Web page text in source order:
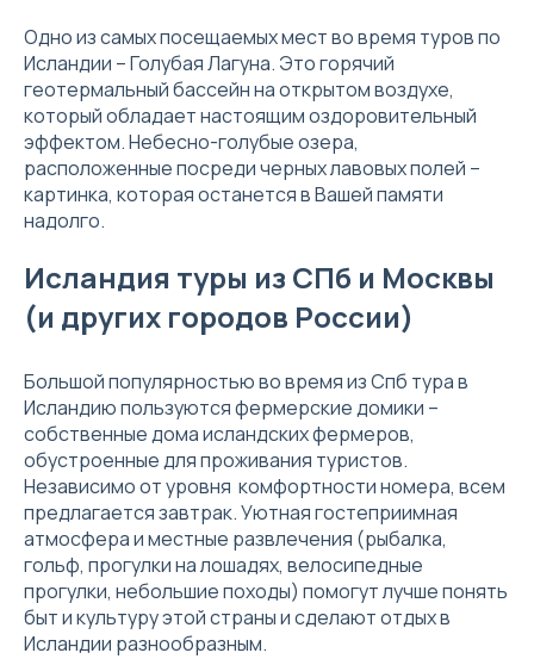
Одно из самых посещаемых мест во время туров по
Исландии – Голубая Лагуна. Это горячий
геотермальный бассейн на открытом воздухе,
который обладает настоящим оздоровительный
эффектом. Небесно-голубые озера,
расположенные посреди черных лавовых полей –
картинка, которая останется в Вашей памяти
надолго.
Исландия туры из СПб и Москвы
(и других городов России)
Большой популярностью во время из Спб тура в
Исландию пользуются фермерские домики –
собственные дома исландских фермеров,
обустроенные для проживания туристов.
Независимо от уровня комфортности номера, всем
предлагается завтрак. Уютная гостеприимная
атмосфера и местные развлечения (рыбалка,
гольф, прогулки на лошадях, велосипедные
прогулки, небольшие походы) помогут лучше понять
быт и культуру этой страны и сделают отдых в
Исландии разнообразным.